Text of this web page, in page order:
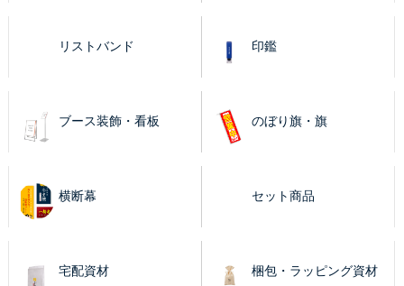
リストバンド 印鑑
ブース装飾・看板 のぼり旗・旗
横断幕 セット商品
宅配資材 梱包・ラッピング資材